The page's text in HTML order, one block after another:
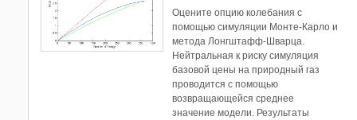
Оцените опцию колебания с
помощью симуляции Монте-Карло и
метода Лонгштафф-Шварца.
Нейтральная к риску симуляция
базовой цены на природный газ
проводится с помощью
возвращающейся среднее
значение модели. Результаты